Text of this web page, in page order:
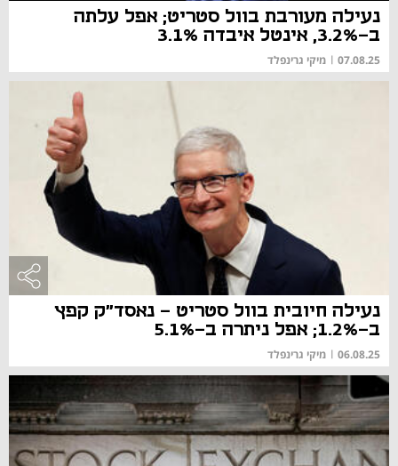
נעילה מעורבת בוול סטריט; אפל עלתה
ב-3.2%, אינטל איבדה 3.1%
07.08.25
| מיקי גרינפלד
נעילה חיובית בוול סטריט - נאסד"ק קפץ
ב-1.2%; אפל ניתרה ב-5.1%
06.08.25
| מיקי גרינפלד